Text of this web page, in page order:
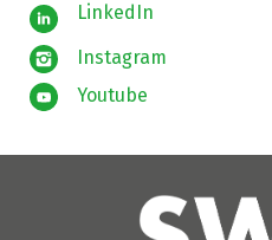
LinkedIn
Instagram
Youtube